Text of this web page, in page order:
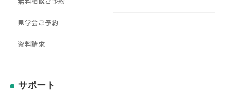
見学会ご予約
資料請求
サポート